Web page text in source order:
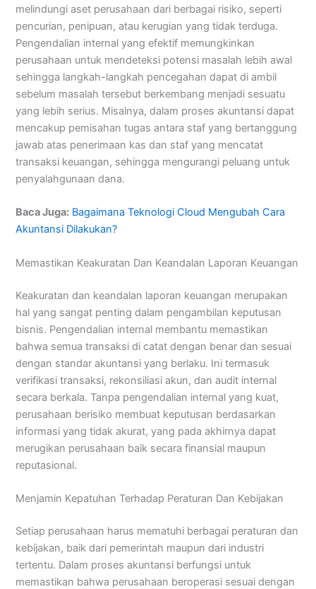
melindungi aset perusahaan dari berbagai risiko, seperti
pencurian, penipuan, atau kerugian yang tidak terduga.
Pengendalian internal yang efektif memungkinkan
perusahaan untuk mendeteksi potensi masalah lebih awal
sehingga langkah-langkah pencegahan dapat di ambil
sebelum masalah tersebut berkembang menjadi sesuatu
yang lebih serius. Misalnya, dalam proses akuntansi dapat
mencakup pemisahan tugas antara staf yang bertanggung
jawab atas penerimaan kas dan staf yang mencatat
transaksi keuangan, sehingga mengurangi peluang untuk
penyalahgunaan dana.
Baca Juga: Bagaimana Teknologi Cloud Mengubah Cara
Akuntansi Dilakukan?
Memastikan Keakuratan Dan Keandalan Laporan Keuangan
Keakuratan dan keandalan laporan keuangan merupakan
hal yang sangat penting dalam pengambilan keputusan
bisnis. Pengendalian internal membantu memastikan
bahwa semua transaksi di catat dengan benar dan sesuai
dengan standar akuntansi yang berlaku. Ini termasuk
verifikasi transaksi, rekonsiliasi akun, dan audit internal
secara berkala. Tanpa pengendalian internal yang kuat,
perusahaan berisiko membuat keputusan berdasarkan
informasi yang tidak akurat, yang pada akhirnya dapat
merugikan perusahaan baik secara finansial maupun
reputasional.
Menjamin Kepatuhan Terhadap Peraturan Dan Kebijakan
Setiap perusahaan harus mematuhi berbagai peraturan dan
kebijakan, baik dari pemerintah maupun dari industri
tertentu. Dalam proses akuntansi berfungsi untuk
memastikan bahwa perusahaan beroperasi sesuai dengan